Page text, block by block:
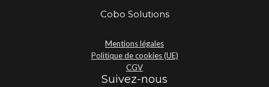
Cobo Solutions
Mentions légales
Politique de cookies (UE)
CGV
Suivez-nous